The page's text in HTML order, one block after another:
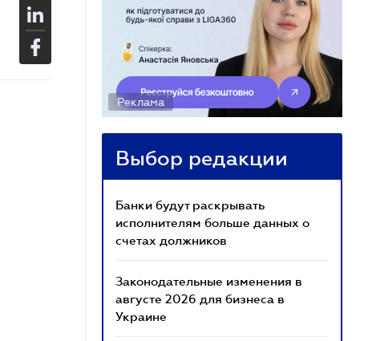
Реклама
Выбор редакции
Банки будут раскрывать
исполнителям больше данных о
счетах должников
Законодательные изменения в
августе 2026 для бизнеса в
Украине